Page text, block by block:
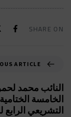
SHARE ON
ARTICLE
النائب محمد
الخامسة
التشريعي الرابع